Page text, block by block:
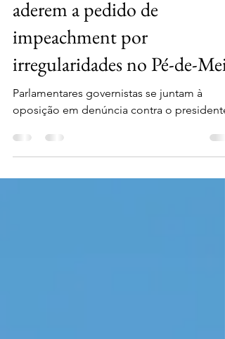
Núcleo de Notícias
30 de jan. de 2025
1 min de leitura
Deputados da base de Lula
aderem a pedido de
impeachment por
irregularidades no Pé-de-Meia
Parlamentares governistas se juntam à